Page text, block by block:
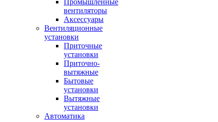
Промышленные
вентиляторы
Аксессуары
Вентиляционные
установки
Приточные
установки
Приточно-
вытяжные
Бытовые
установки
Вытяжные
установки
Автоматика